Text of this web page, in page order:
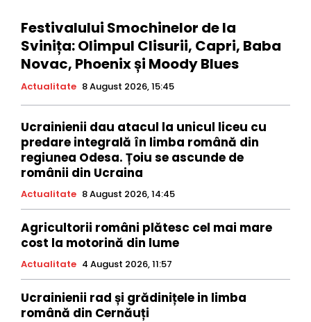
Festivalului Smochinelor de la
Svinița: Olimpul Clisurii, Capri, Baba
Novac, Phoenix și Moody Blues
Actualitate 8 August 2026, 15:45
Ucrainienii dau atacul la unicul liceu cu
predare integrală în limba română din
regiunea Odesa. Țoiu se ascunde de
românii din Ucraina
Actualitate 8 August 2026, 14:45
Agricultorii români plătesc cel mai mare
cost la motorină din lume
Actualitate 4 August 2026, 11:57
Ucrainienii rad și grădinițele in limba
română din Cernăuți